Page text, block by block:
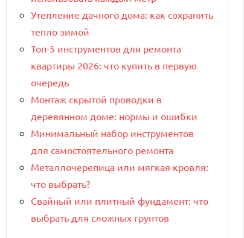
Утепление дачного дома: как сохранить
тепло зимой
Топ-5 инструментов для ремонта
квартиры 2026: что купить в первую
очередь
Монтаж скрытой проводки в
деревянном доме: нормы и ошибки
Минимальный набор инструментов
для самостоятельного ремонта
Металлочерепица или мягкая кровля:
что выбрать?
Свайный или плитный фундамент: что
выбрать для сложных грунтов